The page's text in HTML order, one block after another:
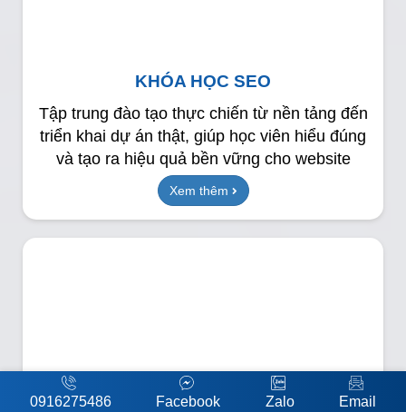
KHÓA HỌC SEO
Tập trung đào tạo thực chiến từ nền tảng đến
triển khai dự án thật, giúp học viên hiểu đúng
và tạo ra hiệu quả bền vững cho website
Xem thêm
ĐÀO TẠO MARKETING INHOUSE
0916275486 Facebook Zalo Email